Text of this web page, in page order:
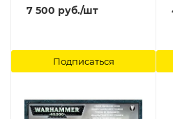
Wraithfighter) Games
Workshop
7 500 руб./шт
Подписаться